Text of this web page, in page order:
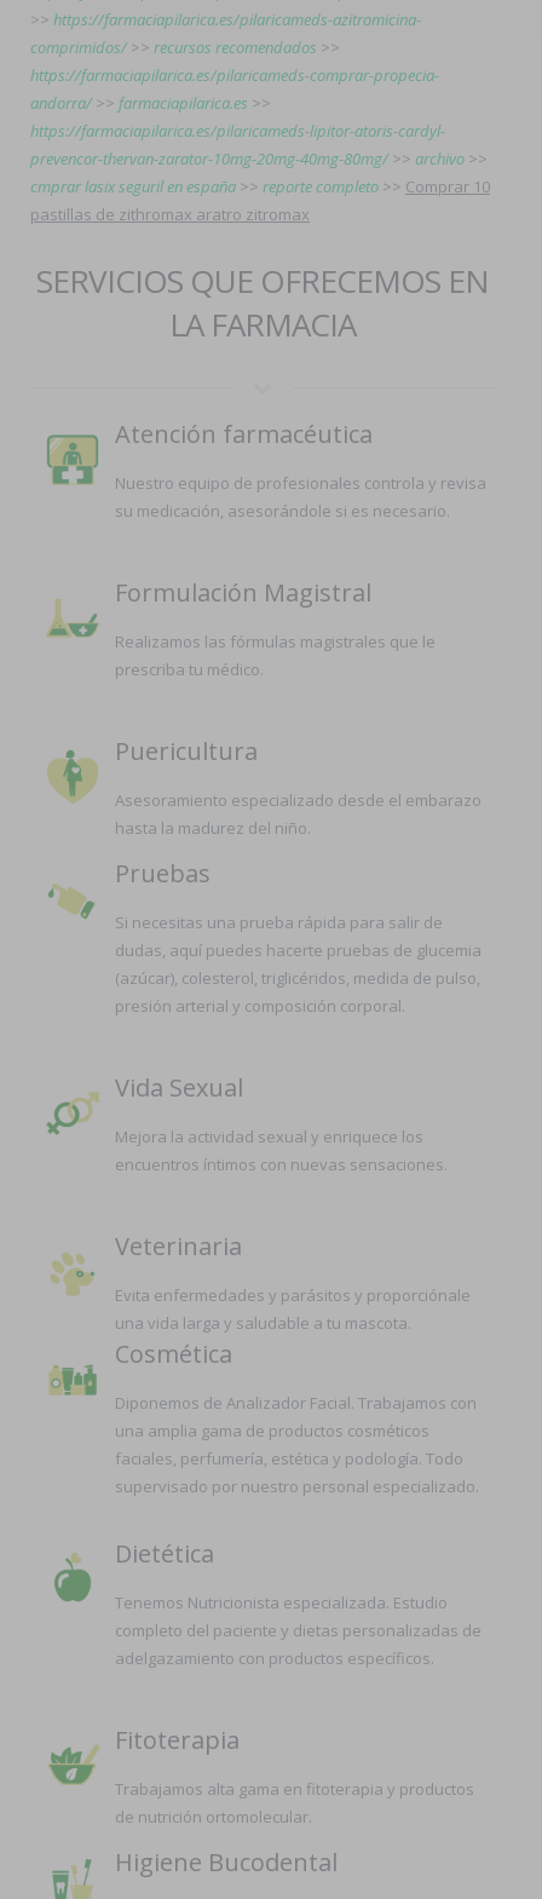
>> https://farmaciapilarica.es/pilaricameds-azitromicina-
comprimidos/>> recursos recomendados >>
https://farmaciapilarica.es/pilaricameds-comprar-propecia-
andorra/>> farmaciapilarica.es >>
https://farmaciapilarica.es/pilaricameds-lipitor-atoris-cardyl-
prevencor-thervan-zarator-10mg-20mg-40mg-80mg/>> archivo >>
cmprar lasix seguril en españa >> reporte completo >> Comprar 10
pastillas de zithromax aratro zitromax
SERVICIOS QUE OFRECEMOS EN
LA FARMACIA
Atención farmacéutica
Nuestro equipo de profesionales controla y revisa
su medicación, asesorándole si es necesario.
Formulación Magistral
Realizamos las fórmulas magistrales que le
prescriba tu médico.
Puericultura
Asesoramiento especializado desde el embarazo
hasta la madurez del niño.
Pruebas
Si necesitas una prueba rápida para salir de
dudas, aquí puedes hacerte pruebas de glucemia
(azúcar), colesterol, triglicéridos, medida de pulso,
presión arterial y composición corporal.
Vida Sexual
Mejora la actividad sexual y enriquece los
encuentros íntimos con nuevas sensaciones.
Veterinaria
Evita enfermedades y parásitos y proporciónale
una vida larga y saludable a tu mascota.
Cosmética
Diponemos de Analizador Facial. Trabajamos con
una amplia gama de productos cosméticos
faciales, perfumería, estética y podología. Todo
supervisado por nuestro personal especializado.
Dietética
Tenemos Nutricionista especializada. Estudio
completo del paciente y dietas personalizadas de
adelgazamiento con productos específicos.
Fitoterapia
Trabajamos alta gama en fitoterapia y productos
de nutrición ortomolecular.
Higiene Bucodental